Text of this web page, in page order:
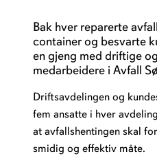
Bak hver reparerte
container og besvarte
en gjeng med driftige
medarbeidere i Avfall
Driftsavdelingen og
fem ansatte i hver
at avfallshentingen skal
smidig og effektiv måte.